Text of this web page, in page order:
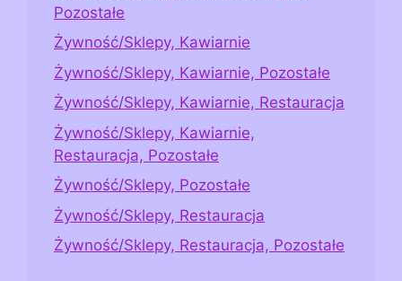
Pozostałe
Żywność/Sklepy, Kawiarnie
Żywność/Sklepy, Kawiarnie, Pozostałe
Żywność/Sklepy, Kawiarnie, Restauracja
Żywność/Sklepy, Kawiarnie,
Restauracja, Pozostałe
Żywność/Sklepy, Pozostałe
Żywność/Sklepy, Restauracja
Żywność/Sklepy, Restauracja, Pozostałe